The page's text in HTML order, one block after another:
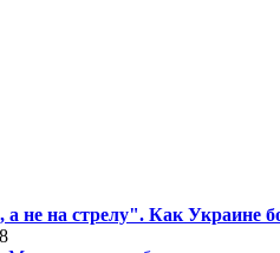
не на стрелу". Как Украине